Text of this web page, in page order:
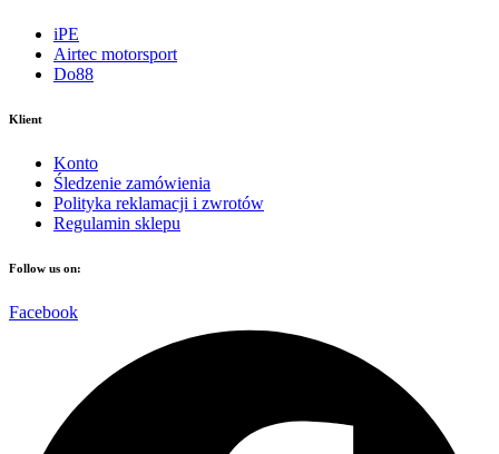
iPE
Airtec motorsport
Do88
Klient
Konto
Śledzenie zamówienia
Polityka reklamacji i zwrotów
Regulamin sklepu
Follow us on:
Facebook